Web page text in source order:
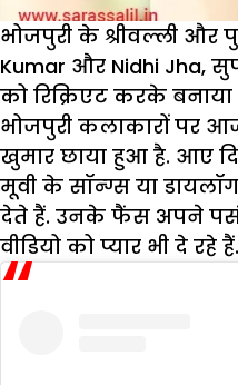
भोजपुरी के श्रीवल्ली और
Kumar और Nidhi Jha,
को रिक्रिएट करके बनाया
भोजपुरी कलाकारों पर
खुमार छाया हुआ है. आए
मूवी के सॉन्ग्स या
देते हैं. उनके फैंस अपने
वीडियो को प्यार भी दे रहे हैं.